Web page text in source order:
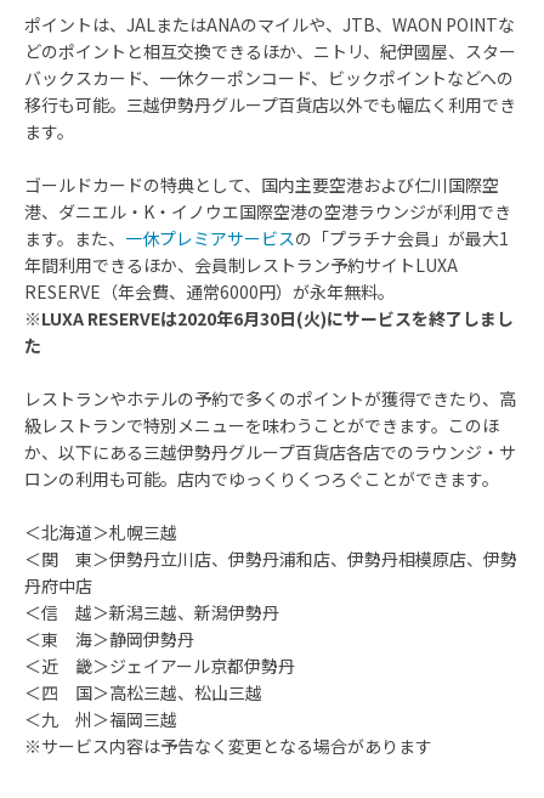
ポイントは、JALまたはANAのマイルや、JTB、WAON POINTな
どのポイントと相互交換できるほか、ニトリ、紀伊國屋、スター
バックスカード、一休クーポンコード、ビックポイントなどへの
移行も可能。三越伊勢丹グループ百貨店以外でも幅広く利用でき
ます。
ゴールドカードの特典として、国内主要空港および仁川国際空
港、ダニエル・K・イノウエ国際空港の空港ラウンジが利用でき
ます。また、 一休プレミアサービスの「プラチナ会員」が最大1
年間利用できるほか、会員制レストラン予約サイトLUXA
RESERVE（年会費、通常6000円）が永年無料。
※LUXA RESERVEは2020年6月30日(火)にサービスを終了しまし
た
レストランやホテルの予約で多くのポイントが獲得できたり、高
級レストランで特別メニューを味わうことができます。このほ
か、以下にある三越伊勢丹グループ百貨店各店でのラウンジ・サ
ロンの利用も可能。店内でゆっくりくつろぐことができます。
＜北海道＞札幌三越
＜関 東＞伊勢丹立川店、伊勢丹浦和店、伊勢丹相模原店、伊勢
丹府中店
＜信 越＞新潟三越、新潟伊勢丹
＜東 海＞静岡伊勢丹
＜近 畿＞ジェイアール京都伊勢丹
＜四 国＞高松三越、松山三越
＜九 州＞福岡三越
※サービス内容は予告なく変更となる場合があります